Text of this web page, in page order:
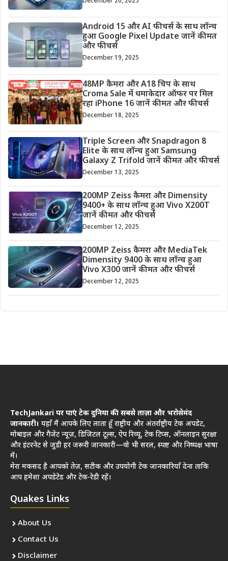
Android 15 और AI फीचर्स के साथ लॉन्च
हुआ Google Pixel Update जानें कीमत
और फीचर्स
December 19, 2025
48MP कैमरा और A18 चिप के साथ
Croma Sale में धमाकेदार ऑफर पर मिल
रहा iPhone 16 जानें कीमत और फीचर्स
December 18, 2025
Triple Screen और Snapdragon 8
Elite के साथ लॉन्च हुआ Samsung
Galaxy Z Trifold जानें कीमत और फीचर्स
December 13, 2025
200MP Zeiss कैमरा और Dimensity
9400+ के साथ लॉन्च हुआ Vivo X200T
जानें कीमत और फीचर्स
December 12, 2025
200MP Zeiss कैमरा और MediaTek
Dimensity 9400 के साथ लॉन्च हुआ
Vivo X300 जानें कीमत और फीचर्स
December 12, 2025
TechJankari पर पाएं टेक दुनिया की सबसे ताज़ा और भरोसेमंद
जानकारी। यहाँ मैं आपके लिए लाता हूँ राष्ट्रीय और अंतर्राष्ट्रीय टेक अपडेट,
मोबाइल और गैजेट न्यूज़, डिजिटल टूल्स, ऐप रिव्यू, टेक टिप्स, ऑनलाइन सुरक्षा
और इंटरनेट से जुड़ी हर जरूरी जानकारी—वो भी सरल, स्पष्ट और निष्पक्ष भाषा
में।
मेरा मकसद है आपको तेज़, सटीक और उपयोगी टेक जानकारियाँ देना ताकि
आप हमेशा अपडेटेड और टेक-रेडी रहें।
Quakes Links
About Us
Contact Us
Disclaimer